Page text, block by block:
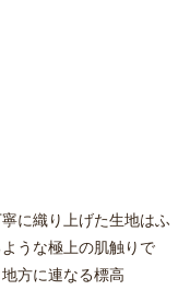
に織り上げた生地はふ
うな極上の肌触りで
方に連なる標高